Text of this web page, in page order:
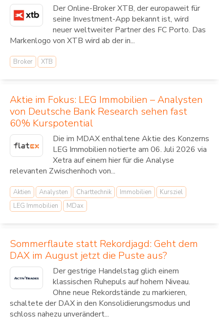
Der Online-Broker XTB, der europaweit für
seine Investment-App bekannt ist, wird
neuer weltweiter Partner des FC Porto. Das
Markenlogo von XTB wird ab der in...
Broker XTB
Aktie im Fokus: LEG Immobilien – Analysten
von Deutsche Bank Research sehen fast
60% Kurspotential
Die im MDAX enthaltene Aktie des Konzerns
LEG Immobilien notierte am 06. Juli 2026 via
Xetra auf einem hier für die Analyse
relevanten Zwischenhoch von...
Aktien Analysten Charttechnik Immobilien
Kursziel
LEG Immobilien
MDax
Sommerflaute statt Rekordjagd: Geht dem
DAX im August jetzt die Puste aus?
Der gestrige Handelstag glich einem
klassischen Ruhepuls auf hohem Niveau.
Ohne neue Rekordstände zu markieren,
schaltete der DAX in den Konsolidierungsmodus und
schloss nahezu unverändert...